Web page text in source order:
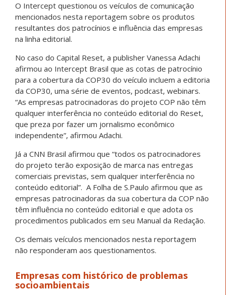
O Intercept questionou os veículos de comunicação
mencionados nesta reportagem sobre os produtos
resultantes dos patrocínios e influência das empresas
na linha editorial.
No caso do Capital Reset, a publisher Vanessa Adachi
afirmou ao Intercept Brasil que as cotas de patrocínio
para a cobertura da COP30 do veículo incluem a editoria
da COP30, uma série de eventos, podcast, webinars.
“As empresas patrocinadoras do projeto COP não têm
qualquer interferência no conteúdo editorial do Reset,
que preza por fazer um jornalismo econômico
independente”, afirmou Adachi.
Já a CNN Brasil afirmou que “todos os patrocinadores
do projeto terão exposição de marca nas entregas
comerciais previstas, sem qualquer interferência no
conteúdo editorial”. A Folha de S.Paulo afirmou que as
empresas patrocinadoras da sua cobertura da COP não
têm influência no conteúdo editorial e que adota os
procedimentos publicados em seu Manual da Redação.
Os demais veículos mencionados nesta reportagem
não responderam aos questionamentos.
Empresas com histórico de problemas
socioambientais